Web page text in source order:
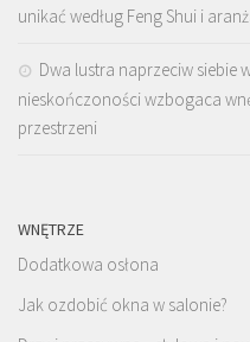
unikać według Feng Shui i
Dwa lustra naprzeciw siebie
nieskończoności wzbogaca
przestrzeni
WNĘTRZE
Dodatkowa osłona
Jak ozdobić okna w salonie?